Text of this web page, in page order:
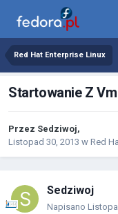
Red Hat Enterprise Linux
Startowanie Z
Przez Sedziwoj,
Listopad 30, 2013 w Red
Sedziwoj
Napisano